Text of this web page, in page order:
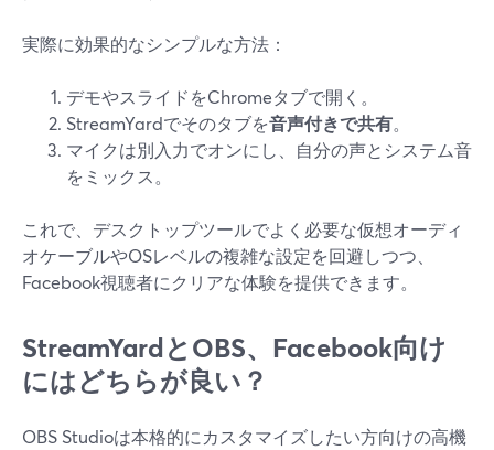
実際に効果的なシンプルな方法：
デモやスライドをChromeタブで開く。
StreamYardでそのタブを音声付きで共有。
マイクは別入力でオンにし、自分の声とシステム音
をミックス。
これで、デスクトップツールでよく必要な仮想オーディ
オケーブルやOSレベルの複雑な設定を回避しつつ、
Facebook視聴者にクリアな体験を提供できます。
StreamYardとOBS、Facebook向け
にはどちらが良い？
OBS Studioは本格的にカスタマイズしたい方向けの高機